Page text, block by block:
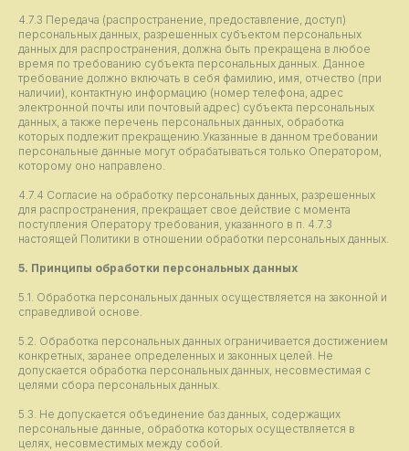
4.7.3 Передача (распространение, предоставление, доступ)
персональных данных, разрешенных субъектом персональных
данных для распространения, должна быть прекращена в любое
время по требованию субъекта персональных данных. Данное
требование должно включать в себя фамилию, имя, отчество (при
наличии), контактную информацию (номер телефона, адрес
электронной почты или почтовый адрес) субъекта персональных
данных, а также перечень персональных данных, обработка
которых подлежит прекращению.Указанные в данном требовании
персональные данные могут обрабатываться только Оператором,
которому оно направлено.
4.7.4 Согласие на обработку персональных данных, разрешенных
для распространения, прекращает свое действие с момента
поступления Оператору требования, указанного в п. 4.7.3
настоящей Политики в отношении обработки персональных данных.
5. Принципы обработки персональных данных
5.1. Обработка персональных данных осуществляется на законной и
справедливой основе.
5.2. Обработка персональных данных ограничивается достижением
конкретных, заранее определенных и законных целей. Не
допускается обработка персональных данных, несовместимая с
целями сбора персональных данных.
5.3. Не допускается объединение баз данных, содержащих
персональные данные, обработка которых осуществляется в
целях, несовместимых между собой.